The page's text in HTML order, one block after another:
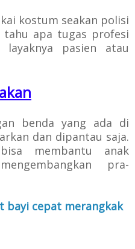
kostum seakan polisi
apa tugas profesi
pasien atau
benda yang ada di
dan dipantau saja.
membantu anak
pra-
bayi cepat merangkak